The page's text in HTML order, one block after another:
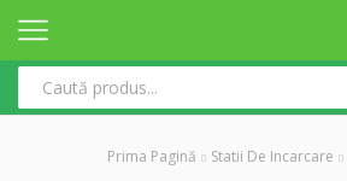
input
Prima Pagină Statii De Incarcare